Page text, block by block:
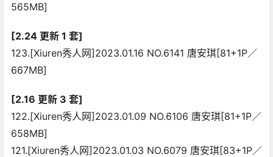
565MB]
[2.24 更新 1 套]
123.[Xiuren秀人网]2023.01.16 NO.6141 唐安琪[81+1P／
667MB]
[2.16 更新 3 套]
122.[Xiuren秀人网]2023.01.09 NO.6106 唐安琪[81+1P／
658MB]
121.[Xiuren秀人网]2023.01.03 NO.6079 唐安琪[83+1P／